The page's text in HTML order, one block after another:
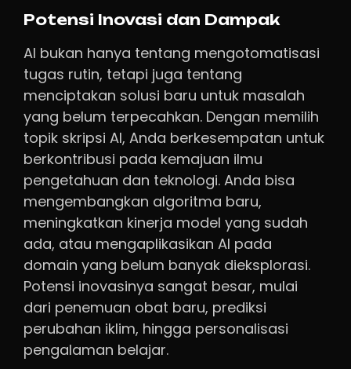
Potensi Inovasi dan Dampak
AI bukan hanya tentang mengotomatisasi
tugas rutin, tetapi juga tentang
menciptakan solusi baru untuk masalah
yang belum terpecahkan. Dengan memilih
topik skripsi AI, Anda berkesempatan untuk
berkontribusi pada kemajuan ilmu
pengetahuan dan teknologi. Anda bisa
mengembangkan algoritma baru,
meningkatkan kinerja model yang sudah
ada, atau mengaplikasikan AI pada
domain yang belum banyak dieksplorasi.
Potensi inovasinya sangat besar, mulai
dari penemuan obat baru, prediksi
perubahan iklim, hingga personalisasi
pengalaman belajar.